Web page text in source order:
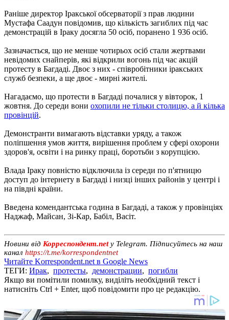
Раніше директор Іракської обсерваторії з прав людини
Мустафа Саадун повідомив, що кількість загиблих під час
демонстрацій в Іраку досягла 50 осіб, поранено 1 936 осіб.
Зазначається, що не менше чотирьох осіб стали жертвами
невідомих снайперів, які відкрили вогонь під час акцій
протесту в Багдаді. Двоє з них - співробітники іракських
служб безпеки, а ще двоє - мирні жителі.
Нагадаємо, що протести в Багдаді почалися у вівторок, 1
жовтня. До середи вони охопили не тільки столицю, а й кілька
провінцій.
Демонстранти вимагають відставки уряду, а також
поліпшення умов життя, вирішення проблем у сфері охорони
здоров'я, освіти і на ринку праці, боротьби з корупцією.
Влада Іраку повністю відключила із середи по п'ятницю
доступ до інтернету в Багдаді і низці інших районів у центрі і
на півдні країни.
Введена комендантська година в Багдаді, а також у провінціях
Наджаф, Майсан, Зі-Кар, Бабіл, Васіт.
Новини від Корреспондент.netу Telegram. Підписуйтесь на наш
канал https://t.me/korrespondentnet
Читайте Korrespondent.net в Google News
ТЕГИ: Ирак, протесты, демонстрации, погибли
Якщо ви помітили помилку, виділіть необхідний текст і
натисніть Ctrl + Enter, щоб повідомити про це редакцію.